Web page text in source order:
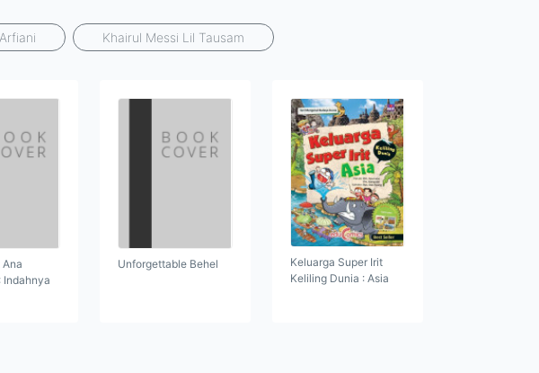
Khairul Messi Lil Tausam
Indahnya
Unforgettable Behel
Keluarga Super Irit
Keliling Dunia : Asia